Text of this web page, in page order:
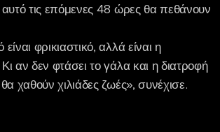
τις επόμενες 48 ώρες θα πεθάνουν
φρικιαστικό, αλλά είναι η
αν δεν φτάσει το γάλα και η διατροφή
χαθούν χιλιάδες ζωές», συνέχισε.